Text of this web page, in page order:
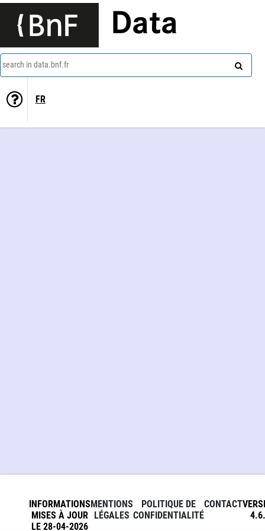
Data
search in data.bnf.fr
FR
INFORMATIONS
MISES À JOUR
LE 28-04-2026
MENTIONS
LÉGALES
POLITIQUE DE
CONFIDENTIALITÉ
CONTACT